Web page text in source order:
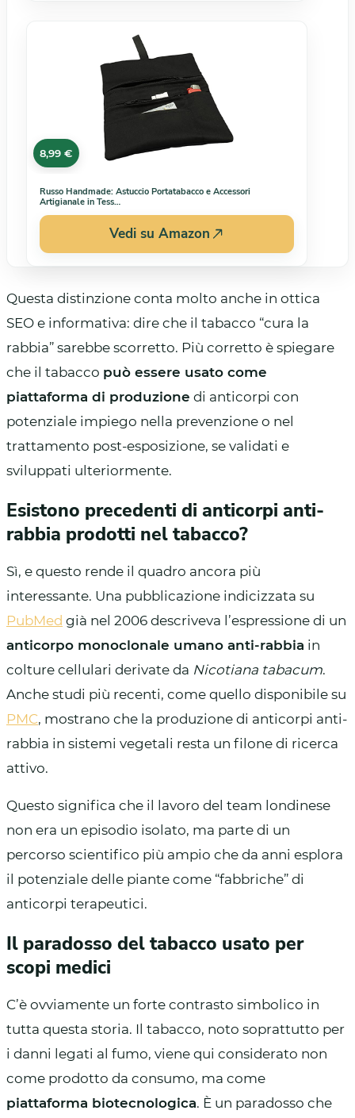
8,99 €
Russo Handmade: Astuccio Portatabacco e Accessori
Artigianale in Tess…
Vedi su Amazon
Questa distinzione conta molto anche in ottica
SEO e informativa: dire che il tabacco “cura la
rabbia” sarebbe scorretto. Più corretto è spiegare
che il tabacco può essere usato come
piattaforma di produzione di anticorpi con
potenziale impiego nella prevenzione o nel
trattamento post-esposizione, se validati e
sviluppati ulteriormente.
Esistono precedenti di anticorpi anti-
rabbia prodotti nel tabacco?
Sì, e questo rende il quadro ancora più
interessante. Una pubblicazione indicizzata su
PubMed già nel 2006 descriveva l’espressione di un
anticorpo monoclonale umano anti-rabbia in
colture cellulari derivate da Nicotiana tabacum.
Anche studi più recenti, come quello disponibile su
PMC, mostrano che la produzione di anticorpi anti-
rabbia in sistemi vegetali resta un filone di ricerca
attivo.
Questo significa che il lavoro del team londinese
non era un episodio isolato, ma parte di un
percorso scientifico più ampio che da anni esplora
il potenziale delle piante come “fabbriche” di
anticorpi terapeutici.
Il paradosso del tabacco usato per
scopi medici
C’è ovviamente un forte contrasto simbolico in
tutta questa storia. Il tabacco, noto soprattutto per
i danni legati al fumo, viene qui considerato non
come prodotto da consumo, ma come
piattaforma biotecnologica. È un paradosso che